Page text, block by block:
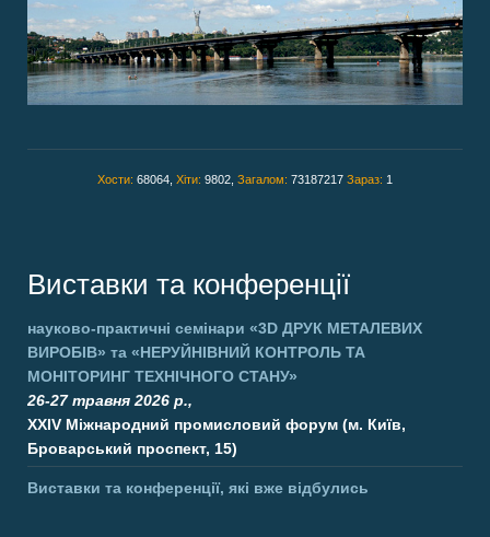
Хости: 68064, Хіти: 9802, Загалом: 73187217 Зараз: 1
Виставки та конференції
науково-практичні семінари «3D ДРУК МЕТАЛЕВИХ
ВИРОБІВ» та «НЕРУЙНІВНИЙ КОНТРОЛЬ ТА
МОНІТОРИНГ ТЕХНІЧНОГО СТАНУ»
26-27 травня 2026 р.,
XXIV Міжнародний промисловий форум (м. Київ,
Броварський проспект, 15)
Виставки та конференції, які вже відбулись